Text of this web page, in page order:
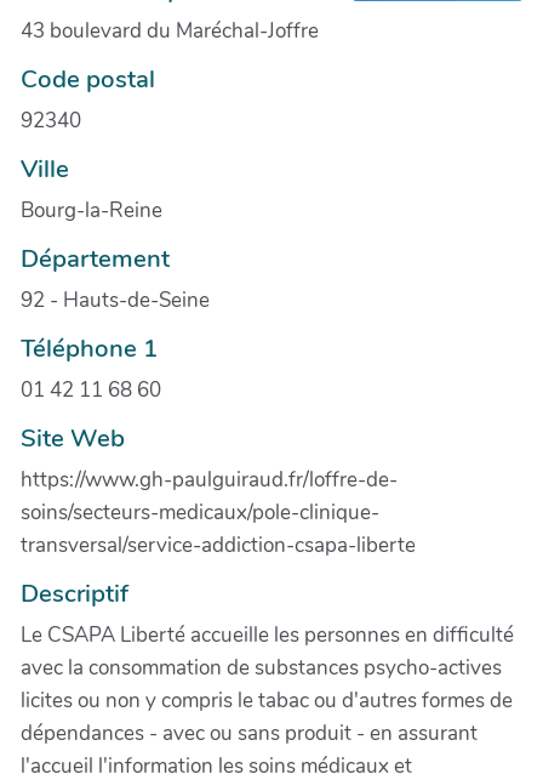
43 boulevard du Maréchal-Joffre
Code postal
92340
Ville
Bourg-la-Reine
Département
92 - Hauts-de-Seine
Téléphone 1
01 42 11 68 60
Site Web
https://www.gh-paulguiraud.fr/loffre-de-
soins/secteurs-medicaux/pole-clinique-
transversal/service-addiction-csapa-liberte
Descriptif
Le CSAPA Liberté accueille les personnes en difficulté
avec la consommation de substances psycho-actives
licites ou non y compris le tabac ou d'autres formes de
dépendances - avec ou sans produit - en assurant
l'accueil l'information les soins médicaux et